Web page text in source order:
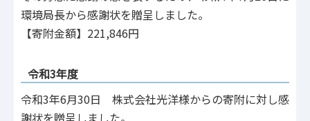
環境局長から感謝状を贈呈しました。
【寄附金額】221,846円
令和3年度
令和3年6月30日 株式会社光洋様からの寄附に対し感
謝状を贈呈しました。